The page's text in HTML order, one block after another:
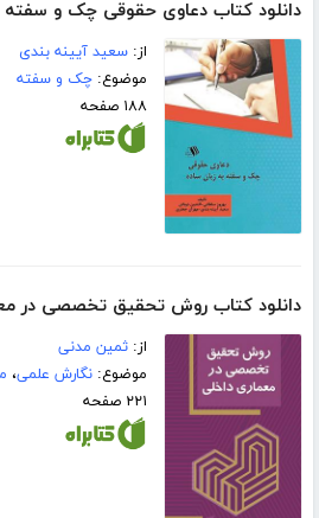
دانلود کتاب دعاوی حقوقی چک و سفته
از:سعید آیینه بندی
موضوع:چک و سفته
۱۸۸ صفحه
دانلود کتاب روش تحقیق تخصصی در
از:ثمین مدنی
موضوع:نگارش علمی،
۲۲۱ صفحه